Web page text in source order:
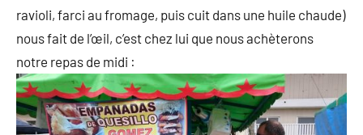
ravioli, farci au fromage, puis cuit dans une huile chaude)
nous fait de l’œil, c’est chez lui que nous achèterons
notre repas de midi :